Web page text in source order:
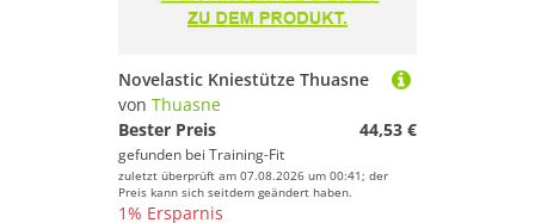
Novelastic Kniestütze Thuasne
von Thuasne
Bester Preis
44,53 €
gefunden bei Training-Fit
zuletzt überprüft am 07.08.2026 um 00:41; der
Preis kann sich seitdem geändert haben.
1% Ersparnis